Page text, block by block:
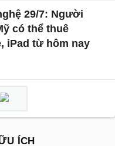
29/7: Người
có thể thuê
iPad từ hôm nay
ÍCH